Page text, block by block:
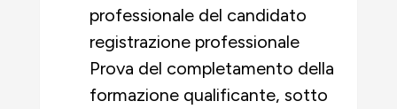
professionale del candidato
registrazione professionale
Prova del completamento della
formazione qualificante, sotto